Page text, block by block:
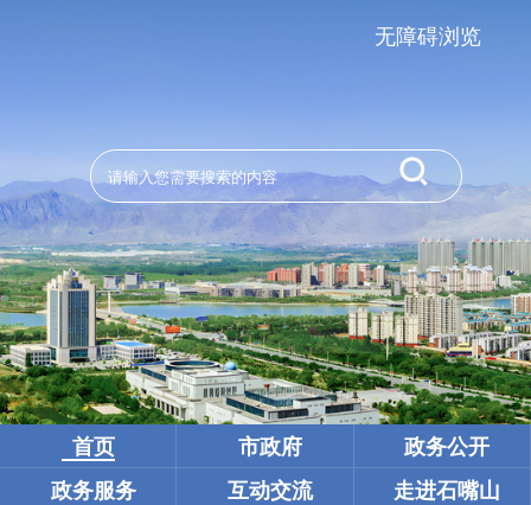
无障碍浏览
首页 市政府
政务公开
政务服务
互动交流 走进石嘴山